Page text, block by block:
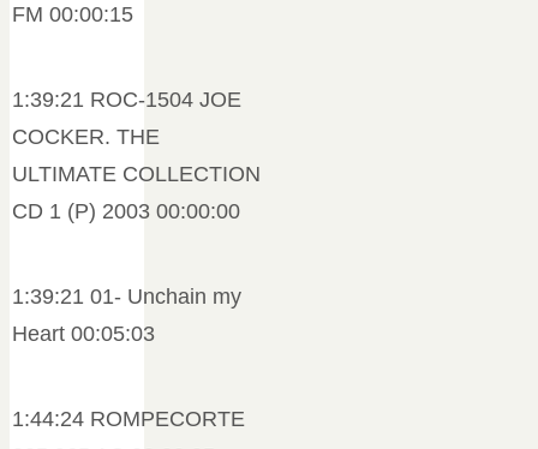
FM 00:00:15
1:39:21 ROC-1504 JOE
COCKER. THE
ULTIMATE COLLECTION
CD 1 (P) 2003 00:00:00
1:39:21 01- Unchain my
Heart 00:05:03
1:44:24 ROMPECORTE